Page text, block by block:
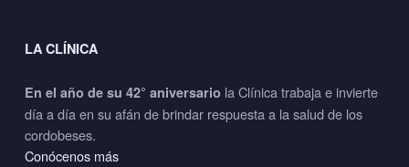
LA CLÍNICA
En el año de su 42° aniversario la Clínica trabaja e invierte
día a día en su afán de brindar respuesta a la salud de los
cordobeses.
Conócenos más